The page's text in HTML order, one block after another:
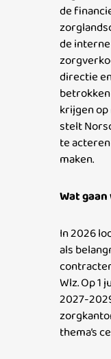
de
de
directie
krijgen
stelt
te
maken.
Wat
In 2026
als
Wlz. Op 1
2027-
thema’s